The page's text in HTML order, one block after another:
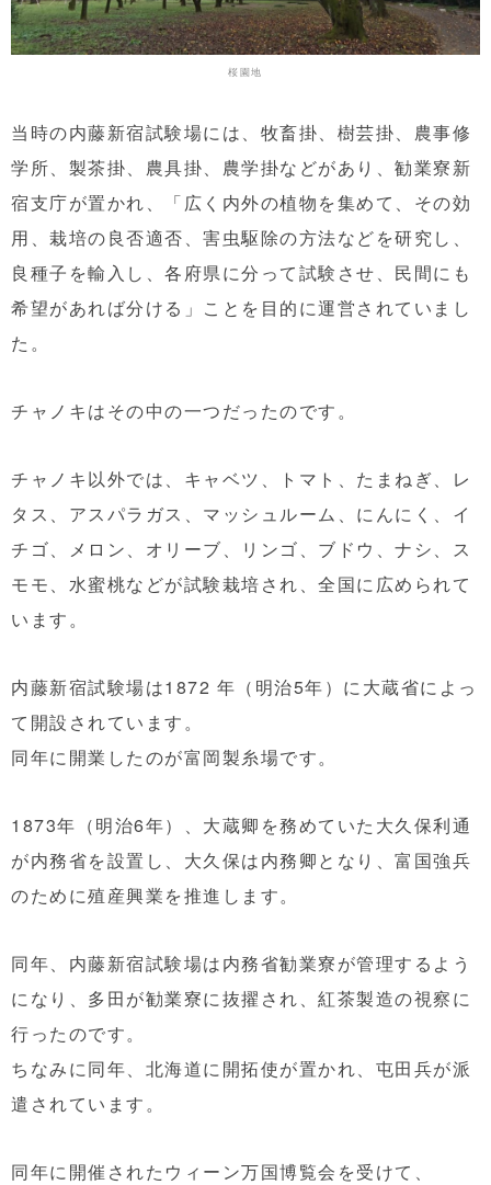
桜園地
当時の内藤新宿試験場には、牧畜掛、樹芸掛、農事修
学所、製茶掛、農具掛、農学掛などがあり、勧業寮新
宿支庁が置かれ、「広く内外の植物を集めて、その効
用、栽培の良否適否、害虫駆除の方法などを研究し、
良種子を輸入し、各府県に分って試験させ、民間にも
希望があれば分ける」ことを目的に運営されていまし
た。
チャノキはその中の一つだったのです。
チャノキ以外では、キャベツ、トマト、たまねぎ、レ
タス、アスパラガス、マッシュルーム、にんにく、イ
チゴ、メロン、オリーブ、リンゴ、ブドウ、ナシ、ス
モモ、水蜜桃などが試験栽培され、全国に広められて
います。
内藤新宿試験場は1872 年（明治5年）に大蔵省によっ
て開設されています。
同年に開業したのが富岡製糸場です。
1873年（明治6年）、大蔵卿を務めていた大久保利通
が内務省を設置し、大久保は内務卿となり、富国強兵
のために殖産興業を推進します。
同年、内藤新宿試験場は内務省勧業寮が管理するよう
になり、多田が勧業寮に抜擢され、紅茶製造の視察に
行ったのです。
ちなみに同年、北海道に開拓使が置かれ、屯田兵が派
遣されています。
同年に開催されたウィーン万国博覧会を受けて、